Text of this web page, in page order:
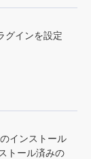
グインを設定
インストール
トール済みの